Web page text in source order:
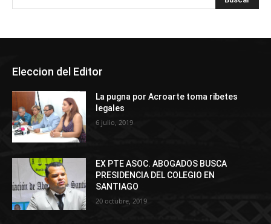
Eleccion del Editor
La pugna por Acroarte toma ribetes
legales
6 julio, 2019
EX PTE ASOC. ABOGADOS BUSCA
PRESIDENCIA DEL COLEGIO EN
SANTIAGO
20 octubre, 2019